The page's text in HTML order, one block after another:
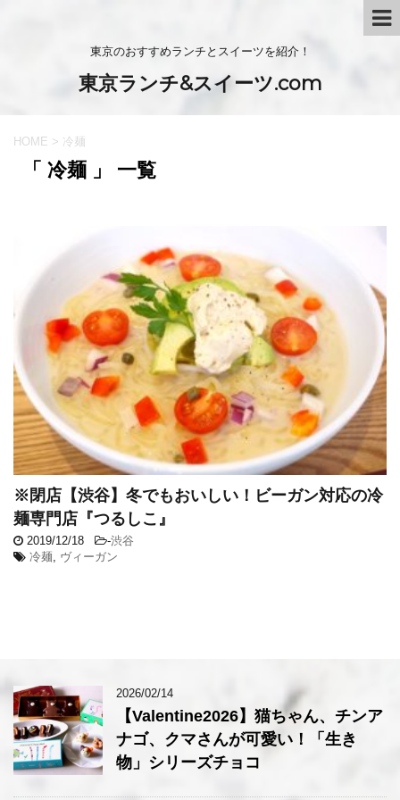
東京のおすすめランチとスイーツを紹介！
東京ランチ&スイーツ.com
HOME > 冷麺
「 冷麺 」 一覧
※閉店【渋谷】冬でもおいしい！ビーガン対応の冷
麺専門店『つるしこ』
2019/12/18 -渋谷
冷麺
ヴィーガン
2026/02/14
【Valentine2026】猫ちゃん、チンア
ナゴ、クマさんが可愛い！「生き
物」シリーズチョコ